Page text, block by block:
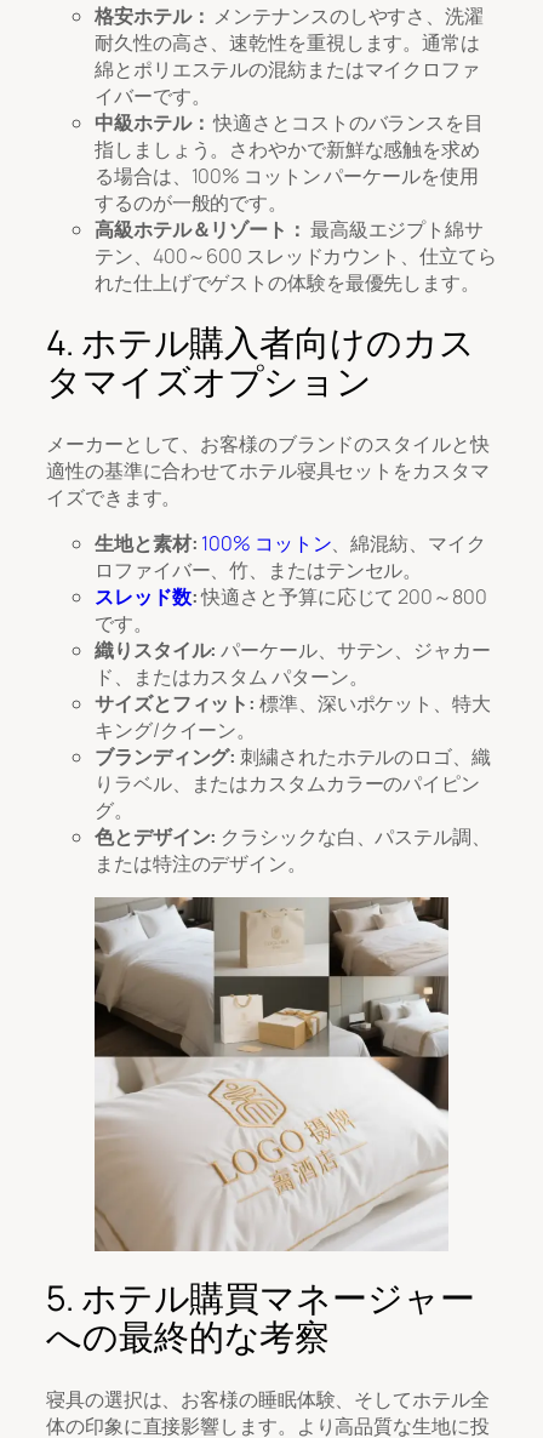
格安ホテル： メンテナンスのしやすさ、洗濯
耐久性の高さ、速乾性を重視します。通常は
綿とポリエステルの混紡またはマイクロファ
イバーです。
中級ホテル： 快適さとコストのバランスを目
指しましょう。さわやかで新鮮な感触を求め
る場合は、100% コットン パーケールを使用
するのが一般的です。
高級ホテル＆リゾート： 最高級エジプト綿サ
テン、400～600 スレッドカウント、仕立てら
れた仕上げでゲストの体験を最優先します。
4. ホテル購入者向けのカス
タマイズオプション
メーカーとして、お客様のブランドのスタイルと快
適性の基準に合わせてホテル寝具セットをカスタマ
イズできます。
生地と素材: 100% コットン、綿混紡、マイク
ロファイバー、竹、またはテンセル。
スレッド数:快適さと予算に応じて 200～800
です。
織りスタイル: パーケール、サテン、ジャカー
ド、またはカスタム パターン。
サイズとフィット: 標準、深いポケット、特大
キング/クイーン。
ブランディング: 刺繍されたホテルのロゴ、織
りラベル、またはカスタムカラーのパイピン
グ。
色とデザイン: クラシックな白、パステル調、
または特注のデザイン。
5. ホテル購買マネージャー
への最終的な考察
寝具の選択は、お客様の睡眠体験、そしてホテル全
体の印象に直接影響します。より高品質な生地に投